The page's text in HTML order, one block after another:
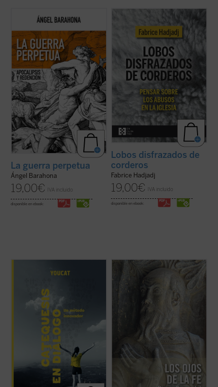
Las preguntas que surgen en este ensayo
son inquietantes: ¿por qué la hostilidad
permanente a lo largo de la historia de la
humanidad y podemos sospechar que lo
seguirá siendo? ¿Por qué la actividad ...
(ver ficha)
La guerra perpetua
Ángel Barahona
19,00€ IVA incluido
disponible en ebook:
lobos se disfrazan de corderos». Una
denuncia de la mentira, la impostura y la
credulidad. Un alegato a favor de la fe. Un
ensayo vigorizante, ejemplar por su ...
Lobos disfrazados de
corderos
Fabrice Hadjadj
19,00€ IVA incluido
disponible en ebook:
es el manual para todo el que
profunda en la gente joven. Una
introducción general a la catequesis
moderna, pero ...(ver ficha)
Los ojos de la
continúa representando una concepción
teológica muy significativa en la historia
moderna de las explicaciones acerca de la
fe cristiana. En medio de la multiplicidad de
estas, centradas unas ...